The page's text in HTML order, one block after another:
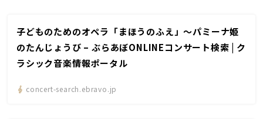
子どものためのオペラ「まほうのふえ」～パミーナ姫
のたんじょうび – ぶらあぼONLINEコンサート検索 | ク
ラシック音楽情報ポータル
concert-search.ebravo.jp